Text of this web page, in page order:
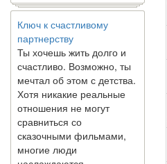
Ключ к счастливому
партнерству
Ты хочешь жить долго и
счастливо. Возможно, ты
мечтал об этом с детства.
Хотя никакие реальные
отношения не могут
сравниться со
сказочными фильмами,
многие люди
наслаждаются...